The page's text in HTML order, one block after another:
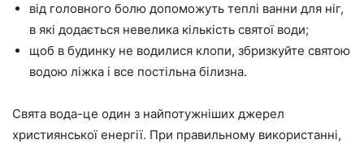
від головного болю допоможуть теплі ванни для ніг,
в які додається невелика кількість святої води;
щоб в будинку не водилися клопи, збризкуйте святою
водою ліжка і все постільна білизна.
Свята вода-це один з найпотужніших джерел
християнської енергії. При правильному використанні,